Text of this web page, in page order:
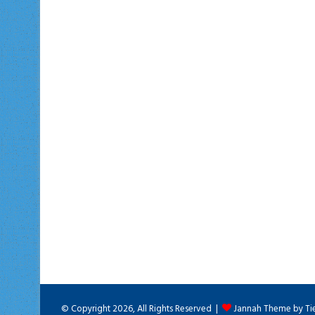
© Copyright 2026, All Rights Reserved | Jannah Theme by